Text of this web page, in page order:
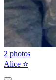
2 photos
Alice ⭐️